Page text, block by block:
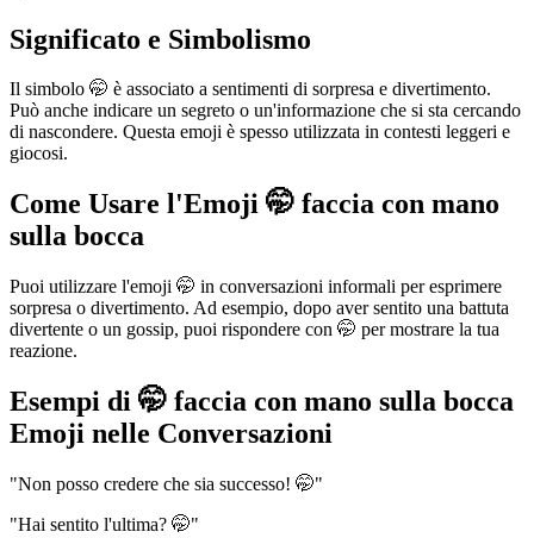
Significato e Simbolismo
Il simbolo 🤭 è associato a sentimenti di sorpresa e divertimento.
Può anche indicare un segreto o un'informazione che si sta cercando
di nascondere. Questa emoji è spesso utilizzata in contesti leggeri e
giocosi.
Come Usare l'Emoji 🤭 faccia con mano
sulla bocca
Puoi utilizzare l'emoji 🤭 in conversazioni informali per esprimere
sorpresa o divertimento. Ad esempio, dopo aver sentito una battuta
divertente o un gossip, puoi rispondere con 🤭 per mostrare la tua
reazione.
Esempi di 🤭 faccia con mano sulla bocca
Emoji nelle Conversazioni
"Non posso credere che sia successo! 🤭"
"Hai sentito l'ultima? 🤭"